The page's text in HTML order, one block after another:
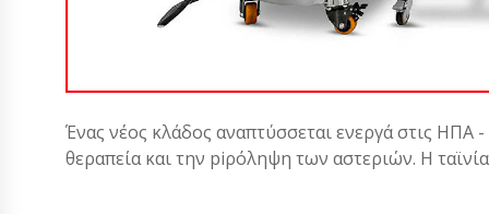
Ένας νέος κλάδος αναπτύσσεται ενεργά στις ΗΠΑ -
θεραπεία και την piρόληψη των αστεριών. Η